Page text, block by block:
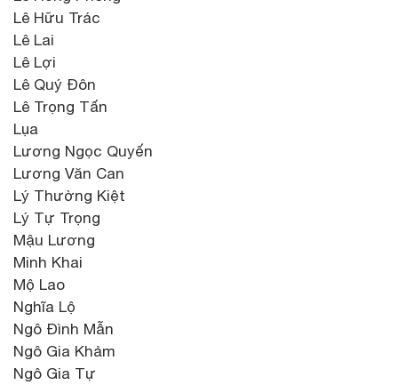
Lê Hữu Trác
Lê Lai
Lê Lợi
Lê Quý Đôn
Lê Trọng Tấn
Lụa
Lương Ngọc Quyến
Lương Văn Can
Lý Thường Kiệt
Lý Tự Trọng
Mậu Lương
Minh Khai
Mộ Lao
Nghĩa Lộ
Ngô Đình Mẫn
Ngô Gia Khảm
Ngô Gia Tự